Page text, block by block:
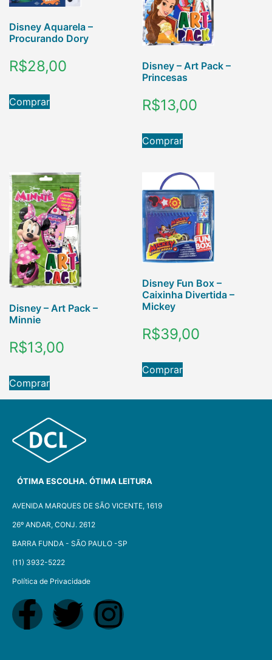
Disney Aquarela –
Procurando Dory
R$28,00
Comprar
Disney – Art Pack –
Princesas
R$13,00
Comprar
Disney – Art Pack –
Minnie
R$13,00
Comprar
Disney Fun Box –
Caixinha Divertida –
Mickey
R$39,00
Comprar
ÓTIMA ESCOLHA. ÓTIMA LEITURA
AVENIDA MARQUES DE SÃO VICENTE, 1619
26º ANDAR, CONJ. 2612
BARRA FUNDA - SÃO PAULO -SP​
(11) 3932-5222
Política de Privacidade